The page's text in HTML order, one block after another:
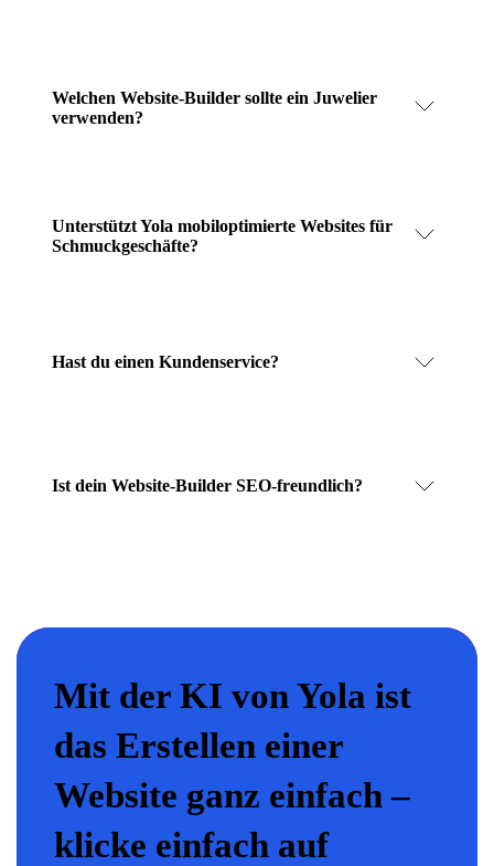
Welchen Website-Builder sollte ein Juwelier
verwenden?
Unterstützt Yola mobiloptimierte Websites für
Schmuckgeschäfte?
Hast du einen Kundenservice?
Ist dein Website-Builder SEO-freundlich?
Mit der KI von Yola ist
das Erstellen einer
Website ganz einfach –
klicke einfach auf